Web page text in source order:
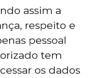
assim a
respeito e
pessoal
tem
os dados